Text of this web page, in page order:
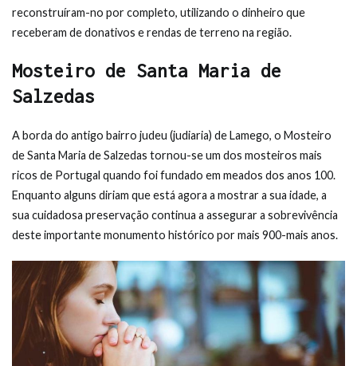
reconstruíram-no por completo, utilizando o dinheiro que
receberam de donativos e rendas de terreno na região.
Mosteiro de Santa Maria de
Salzedas
A borda do antigo bairro judeu (judiaria) de Lamego, o Mosteiro
de Santa Maria de Salzedas tornou-se um dos mosteiros mais
ricos de Portugal quando foi fundado em meados dos anos 100.
Enquanto alguns diriam que está agora a mostrar a sua idade, a
sua cuidadosa preservação continua a assegurar a sobrevivência
deste importante monumento histórico por mais 900-mais anos.